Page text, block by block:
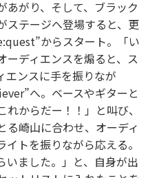
あがり、そして、ブラック
ステージへ登場すると、更
からスタート。「い
ーディエンスを煽ると、ス
エンスに手を振りなが
へ。ベースやギターと
からだー！！」と叫び、
る崎山に合わせ、オーディ
トを振りながら応える。
いました。」と、自身が出